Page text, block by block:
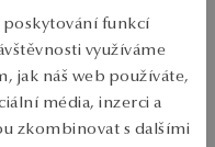
poskytování funkcí
využíváme
jak náš web používáte,
média, inzerci a
zkombinovat s dalšími
Clubu